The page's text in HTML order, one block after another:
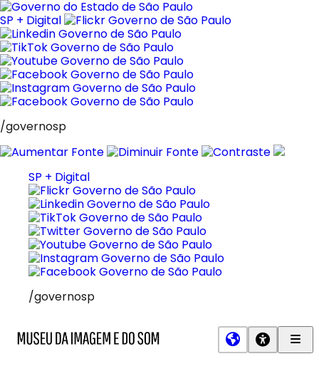
Pular
para
o
conteúdo
SP + Digital
/governosp
SP + Digital
/governosp